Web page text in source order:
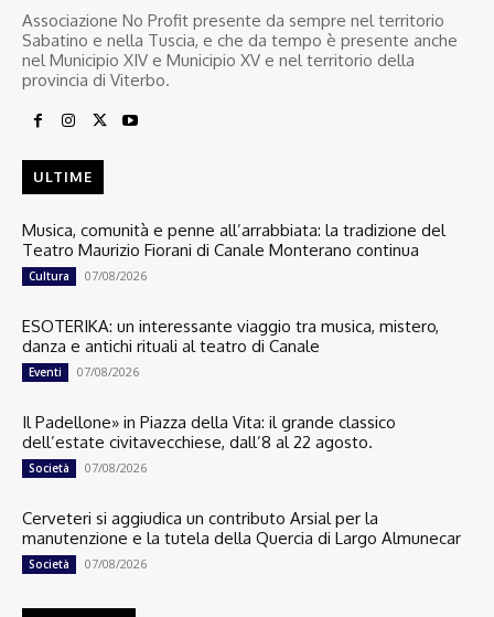
Associazione No Profit presente da sempre nel territorio
Sabatino e nella Tuscia, e che da tempo è presente anche
nel Municipio XIV e Municipio XV e nel territorio della
provincia di Viterbo.
ULTIME
Musica, comunità e penne all’arrabbiata: la tradizione del
Teatro Maurizio Fiorani di Canale Monterano continua
Cultura 07/08/2026
ESOTERIKA: un interessante viaggio tra musica, mistero,
danza e antichi rituali al teatro di Canale
Eventi 07/08/2026
Il Padellone» in Piazza della Vita: il grande classico
dell’estate civitavecchiese, dall’8 al 22 agosto.
Società 07/08/2026
Cerveteri si aggiudica un contributo Arsial per la
manutenzione e la tutela della Quercia di Largo Almunecar
Società 07/08/2026